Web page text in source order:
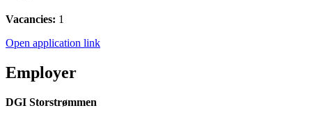
Vacancies: 1
Open application link
Employer
DGI Storstrømmen